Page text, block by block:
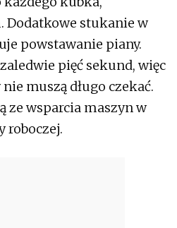
Dodatkowe stukanie w
powstawanie piany.
pięć sekund, więc
muszą długo czekać.
ze wsparcia maszyn w
roboczej.